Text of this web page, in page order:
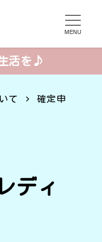
MENU
活を♪
て
確定申
ディ